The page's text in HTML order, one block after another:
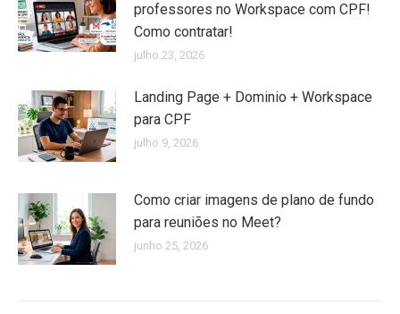
professores no Workspace com CPF!
Como contratar!
julho 23, 2026
Landing Page + Dominio + Workspace
para CPF
julho 9, 2026
Como criar imagens de plano de fundo
para reuniões no Meet?
junho 25, 2026